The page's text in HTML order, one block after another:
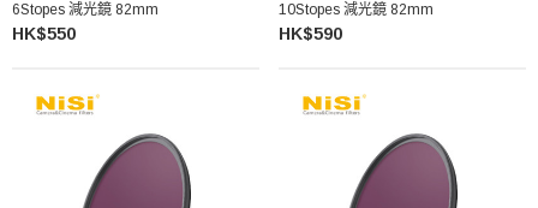
6Stopes 減光鏡 82mm
HK$550
10Stopes 減光鏡 82mm
HK$590